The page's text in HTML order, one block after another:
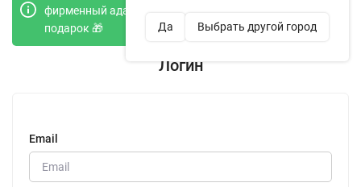
Да Выбрать другой город
фирменный адаптер Type-C 20W при покупке в
подарок 🎁
Логин
Email